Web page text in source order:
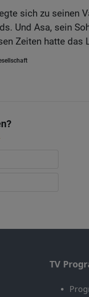
sich zu seinen
Und Asa, sein
Zeiten hatte das
TV